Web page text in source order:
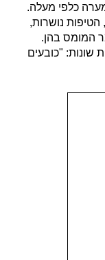
כלפי מעלה.
נושרות,
המומס בהן.
שונות: "כובעים